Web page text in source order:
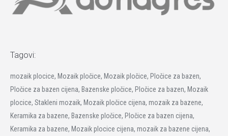
Tagovi:
mozaik plocice, Mozaik pločice, Mozaik pločice, Pločice za bazen,
Pločice za bazen cijena, Bazenske pločice, Pločice za bazen, Mozaik
plocice, Stakleni mozaik, Mozaik pločice cijena, mozaik za bazene,
Keramika za bazene, Bazenske pločice, Pločice za bazen cijena,
Keramika za bazene, Mozaik plocice cijena, mozaik za bazene cijena,